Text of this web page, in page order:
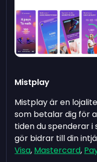
Mistplay
Mistplay är en
som betalar dig för
tiden du spenderar
gör bidrar till din
Visa, Mastercard,